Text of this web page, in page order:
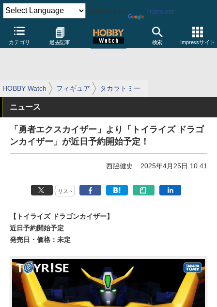
Powered by Translate
カテゴリ 過去記事 検索 Impressサイト
HOBBY Watch フィギュア タカラトミー
ニュース
「勇者エクスカイザー」より「トイライズ ドラゴ
ンカイザー」が近日予約開始予定！
西脇健史 2025年4月25日 10:41
リスト
【トイライズ ドラゴンカイザー】
近日予約開始予定
発売日・価格：未定